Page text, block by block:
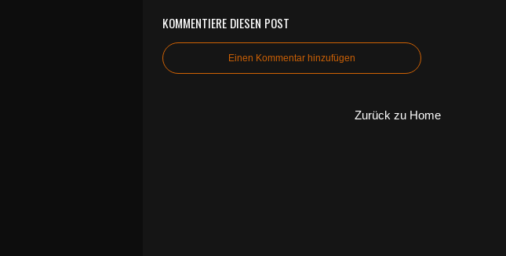
KOMMENTIERE DIESEN POST
Einen Kommentar hinzufügen
Zurück zu Home